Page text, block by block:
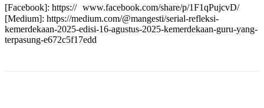
[Facebook]: https:// www.facebook.com/share/p/1F1qPujcvD/
[Medium]: https://medium.com/@mangesti/serial-refleksi-
kemerdekaan-2025-edisi-16-agustus-2025-kemerdekaan-guru-yang-
terpasung-e672c5f17edd